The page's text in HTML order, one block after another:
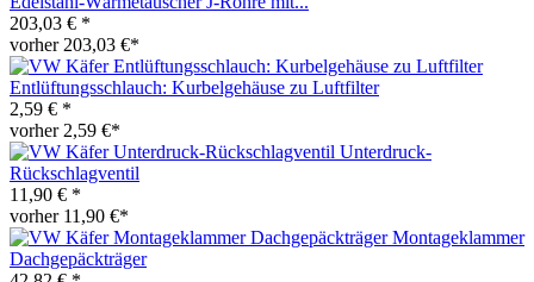
203,03 € *
vorher 203,03 €*
Entlüftungsschlauch: Kurbelgehäuse zu Luftfilter
2,59 € *
vorher 2,59 €*
Unterdruck-
Rückschlagventil
11,90 € *
vorher 11,90 €*
Montageklammer
Dachgepäckträger